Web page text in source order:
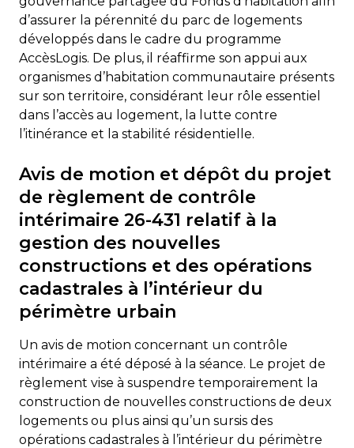
d’assurer la pérennité du parc de logements
développés dans le cadre du programme
AccèsLogis. De plus, il réaffirme son appui aux
organismes d’habitation communautaire présents
sur son territoire, considérant leur rôle essentiel
dans l’accès au logement, la lutte contre
l’itinérance et la stabilité résidentielle.
Avis de motion et dépôt du projet
de règlement de contrôle
intérimaire 26-431 relatif à la
gestion des nouvelles
constructions et des opérations
cadastrales à l’intérieur du
périmètre urbain
Un avis de motion concernant un contrôle
intérimaire a été déposé à la séance. Le projet de
règlement vise à suspendre temporairement la
construction de nouvelles constructions de deux
logements ou plus ainsi qu’un sursis des
opérations cadastrales à l’intérieur du périmètre